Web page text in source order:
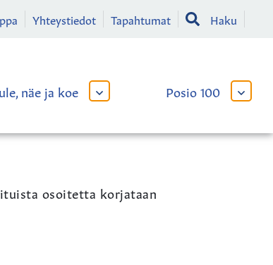
Yhteystiedot Tapahtumat Haku
näe ja koe
AVAA
ALAVALIKKO
Posio 100
AVAA
osoitetta korjataan